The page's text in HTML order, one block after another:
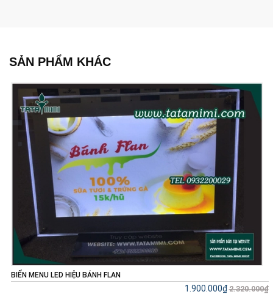
SẢN PHẨM KHÁC
LED HIỆU BÁNH FLAN
1.900.000₫ 2.320.000₫